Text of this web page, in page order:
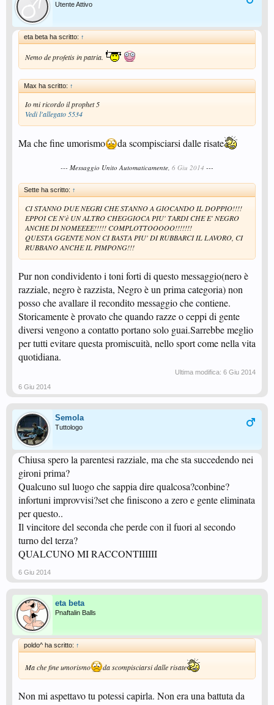
Utente Attivo
eta beta ha scritto: ↑
Nemo de profetis in patria.
Max ha scritto: ↑
Io mi ricordo il prophet 5
Vedi l'allegato 5534
Ma che fine umorismo da scompisciarsi dalle risate
--- Messaggio Unito Automaticamente, 6 Giu 2014 ---
Sette ha scritto: ↑
CI STANNO DUE NEGRI CHE STANNO A GIOCANDO IL DOPPIO!!!!
EPPOI CE N'è UN ALTRO CHEGGIOCA PIU' TARDI CHE E' NEGRO
ANCHE DI NOMEEEE!!!!! COMPLOTTOOOOO!!!!!!!
QUESTA GGENTE NON CI BASTA PIU' DI RUBBARCI IL LAVORO, CI
RUBBANO ANCHE IL PIMPONG!!!
Pur non condividento i toni forti di questo messaggio(nero è
razziale, negro è razzista, Negro è un prima categoria) non
posso che avallare il recondito messaggio che contiene.
Storicamente è provato che quando razze o ceppi di gente
diversi vengono a contatto portano solo guai.Sarrebbe meglio
per tutti evitare questa promiscuità, nello sport come nella vita
quotidiana.
Ultima modifica: 6 Giu 2014
6 Giu 2014
Semola
Tuttologo
Chiusa spero la parentesi razziale, ma che sta succedendo nei
gironi prima?
Qualcuno sul luogo che sappia dire qualcosa?conbine?
infortuni improvvisi?set che finiscono a zero e gente eliminata
per questo..
Il vincitore del seconda che perde con il fuori al secondo
turno del terza?
QUALCUNO MI RACCONTIIIIII
6 Giu 2014
eta beta
Pnaftalin Balls
poldo^ ha scritto: ↑
Ma che fine umorismo da scompisciarsi dalle risate
Non mi aspettavo tu potessi capirla. Non era una battuta da